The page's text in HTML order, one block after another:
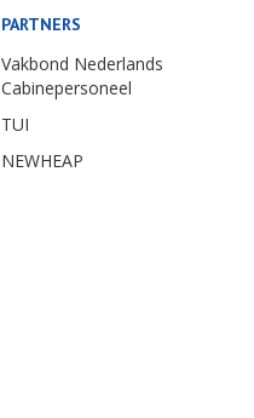
PARTNERS
Vakbond Nederlands
Cabinepersoneel
TUI
NEWHEAP